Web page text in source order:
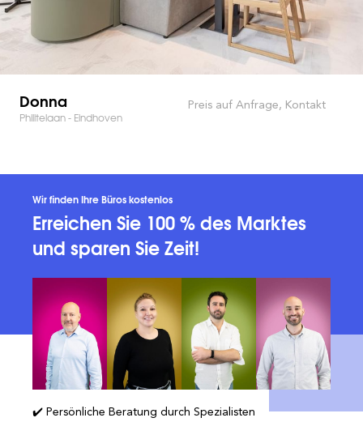
Donna
Philitelaan - Eindhoven
Preis auf Anfrage, Kontakt
Wir finden Ihre Büros kostenlos
Erreichen Sie 100 % des Marktes
und sparen Sie Zeit!
✔️ Persönliche Beratung durch Spezialisten